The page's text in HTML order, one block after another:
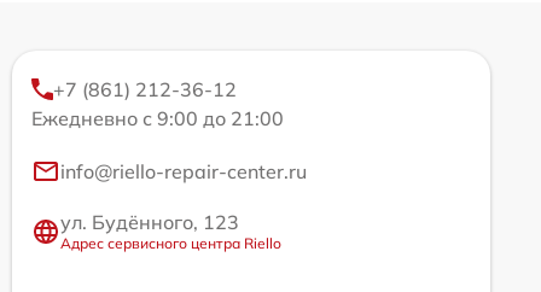
+7 (861) 212-36-12
Ежедневно с 9:00 до 21:00
info@riello-repair-center.ru
ул. Будённого, 123
Адрес сервисного центра Riello